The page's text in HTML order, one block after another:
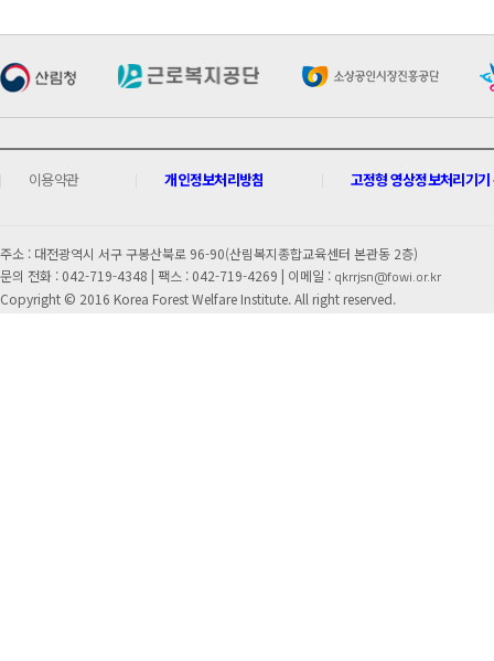
이용약관 개인정보처리방침 고정형 영상정보처리기기
주소 : 대전광역시 서구 구봉산북로 96-90(산림복지종합교육센터 본관동 2층)
문의 전화 : 042-719-4348 | 팩스 : 042-719-4269 | 이메일 : qkrrjsn@fowi.or.kr
Copyright © 2016 Korea Forest Welfare Institute. All right reserved.